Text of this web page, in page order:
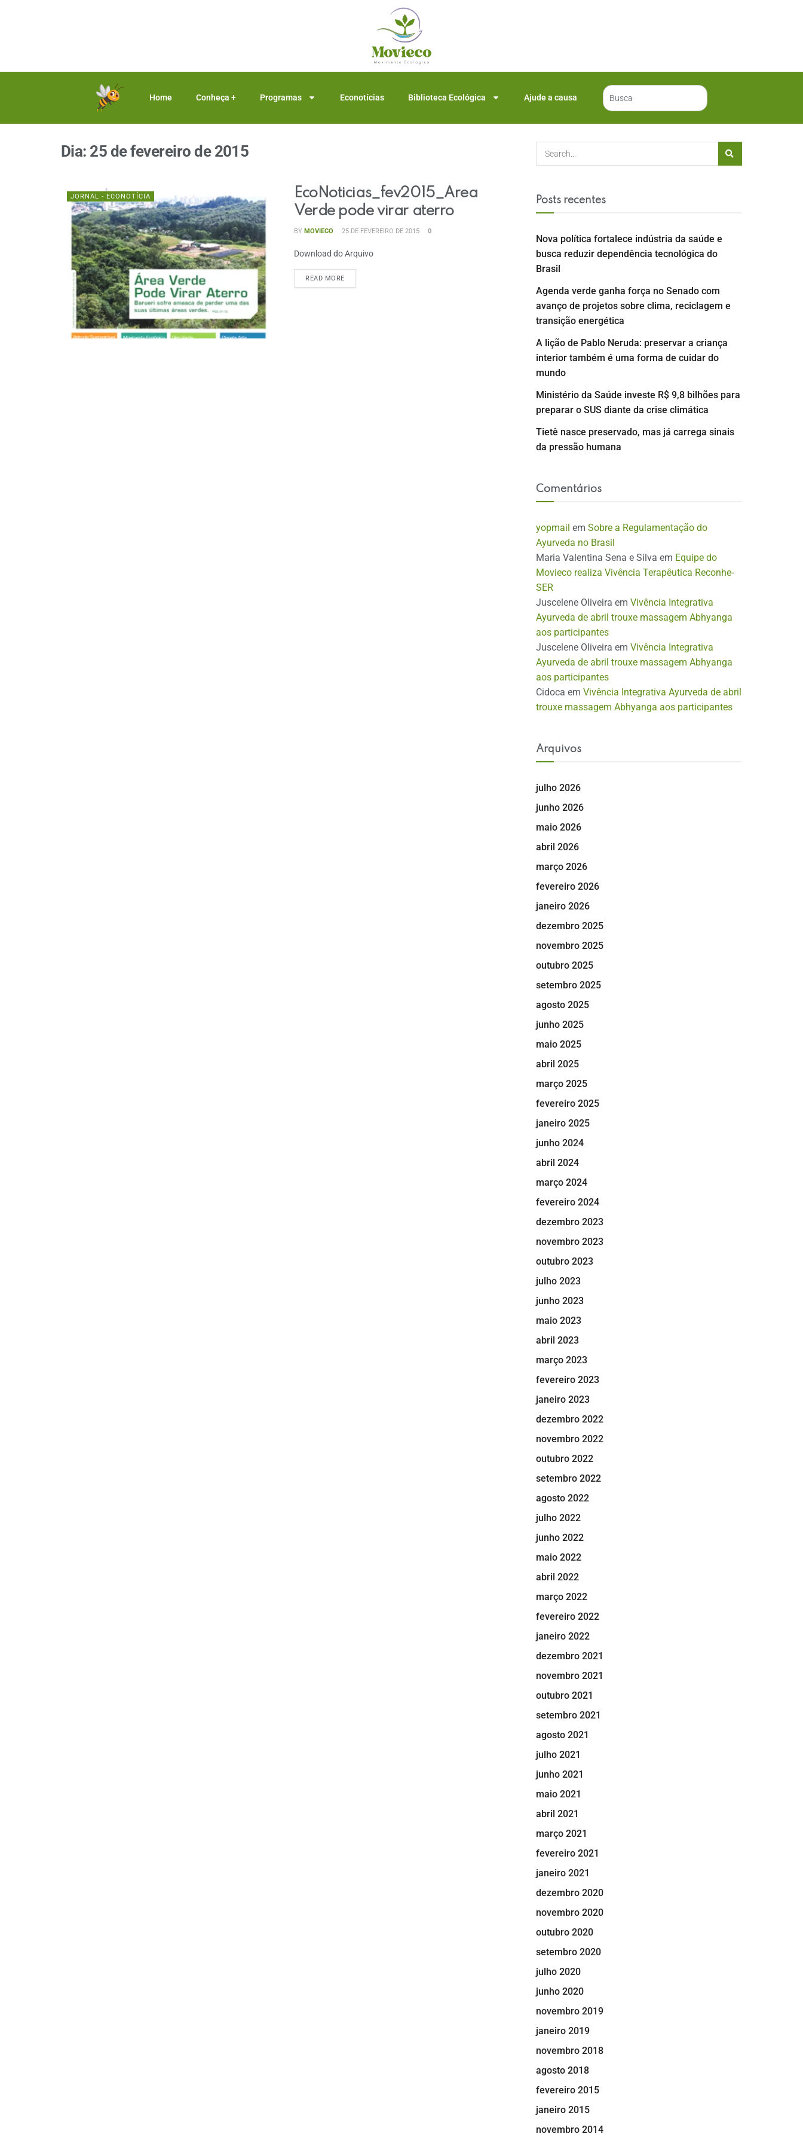
Home Conheça + Programas Econotícias Biblioteca Ecológica Ajude a causa
Dia: 25 de fevereiro de 2015
JORNAL - ECONOTÍCIA
EcoNoticias_fev2015_Área
Verde pode virar aterro
BY MOVIECO 25 DE FEVEREIRO DE 2015 0
Download do Arquivo
READ MORE
Posts recentes
Nova política fortalece indústria da saúde e
busca reduzir dependência tecnológica do
Brasil
Agenda verde ganha força no Senado com
avanço de projetos sobre clima, reciclagem e
transição energética
A lição de Pablo Neruda: preservar a criança
interior também é uma forma de cuidar do
mundo
Ministério da Saúde investe R$ 9,8 bilhões para
preparar o SUS diante da crise climática
Tietê nasce preservado, mas já carrega sinais
da pressão humana
Comentários
yopmail em Sobre a Regulamentação do
Ayurveda no Brasil
Maria Valentina Sena e Silva em Equipe do
Movieco realiza Vivência Terapêutica Reconhe-
SER
Juscelene Oliveira em Vivência Integrativa
Ayurveda de abril trouxe massagem Abhyanga
aos participantes
Juscelene Oliveira em Vivência Integrativa
Ayurveda de abril trouxe massagem Abhyanga
aos participantes
Cidoca em Vivência Integrativa Ayurveda de abril
trouxe massagem Abhyanga aos participantes
Arquivos
julho 2026
junho 2026
maio 2026
abril 2026
março 2026
fevereiro 2026
janeiro 2026
dezembro 2025
novembro 2025
outubro 2025
setembro 2025
agosto 2025
junho 2025
maio 2025
abril 2025
março 2025
fevereiro 2025
janeiro 2025
junho 2024
abril 2024
março 2024
fevereiro 2024
dezembro 2023
novembro 2023
outubro 2023
julho 2023
junho 2023
maio 2023
abril 2023
março 2023
fevereiro 2023
janeiro 2023
dezembro 2022
novembro 2022
outubro 2022
setembro 2022
agosto 2022
julho 2022
junho 2022
maio 2022
abril 2022
março 2022
fevereiro 2022
janeiro 2022
dezembro 2021
novembro 2021
outubro 2021
setembro 2021
agosto 2021
julho 2021
junho 2021
maio 2021
abril 2021
março 2021
fevereiro 2021
janeiro 2021
dezembro 2020
novembro 2020
outubro 2020
setembro 2020
julho 2020
junho 2020
novembro 2019
janeiro 2019
novembro 2018
agosto 2018
fevereiro 2015
janeiro 2015
novembro 2014